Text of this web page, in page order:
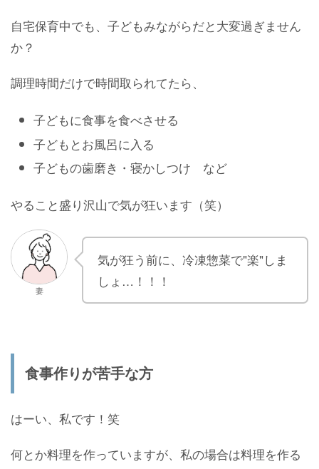
自宅保育中でも、子どもみながらだと大変過ぎません
か？
調理時間だけで時間取られてたら、
子どもに食事を食べさせる
子どもとお風呂に入る
子どもの歯磨き・寝かしつけ など
やること盛り沢山で気が狂います（笑）
妻
気が狂う前に、冷凍惣菜で"楽"しま
しょ…！！！
食事作りが苦手な方
はーい、私です！笑
何とか料理を作っていますが、私の場合は料理を作る